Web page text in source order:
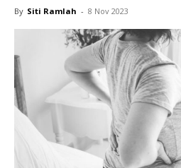
By Siti Ramlah - 8 Nov 2023